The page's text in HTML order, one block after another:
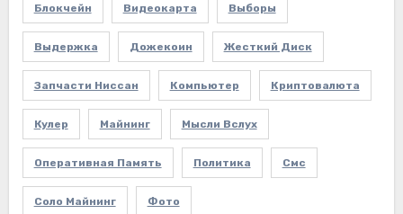
Блокчейн Видеокарта Выборы
Выдержка Дожекоин Жесткий Диск
Запчасти Ниссан Компьютер Криптовалюта
Кулер Майнинг Мысли Вслух
Оперативная Память Политика Смс
Соло Майнинг Фото